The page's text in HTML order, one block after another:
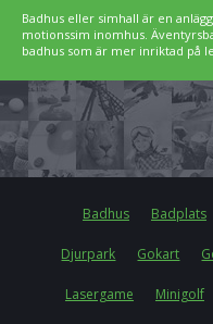
Badhus eller simhall är en
motionssim inomhus.
badhus som är mer inriktad på
Badhus Badplats
Djurpark Gokart
Lasergame Minigolf